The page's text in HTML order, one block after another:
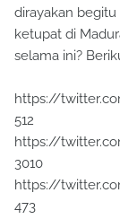
dirayakan begitu
ketupat di
selama ini?
https://
512
https://
3010
https://
473